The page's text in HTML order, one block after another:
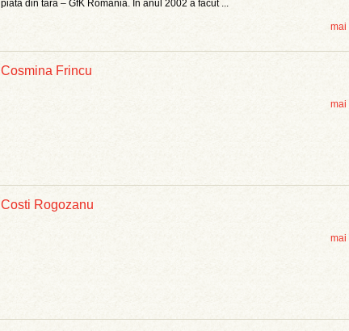
piata din tara – GfK Romania. In anul 2002 a facut ...
mai
Cosmina Frincu
mai
Costi Rogozanu
mai